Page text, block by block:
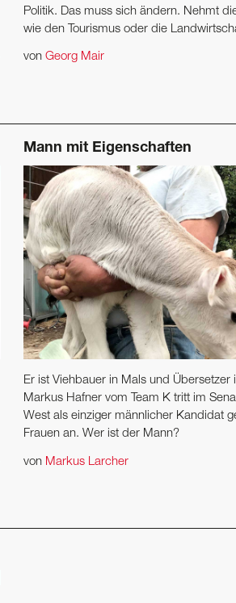
Politik. Das muss sich ändern. Nehmt
wie den Tourismus oder die
von Georg Mair
Mann mit Eigenschaften
Er ist Viehbauer in Mals und Übersetzer
Markus Hafner vom Team K tritt im
West als einziger männlicher Kandidat
Frauen an. Wer ist der Mann?
von Markus Larcher